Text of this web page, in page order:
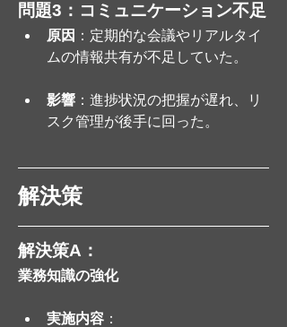
問題3：コミュニケーション不足
原因 ：定期的な会議やリアルタイ
ムの情報共有が不足していた。
影響 ：進捗状況の把握が遅れ、リ
スク管理が後手に回った。
解決策
解決策A：
業務知識の強化
実施内容 ：